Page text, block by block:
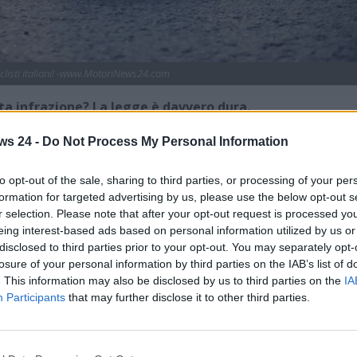
24 - Do Not Process My Personal Information
opt-out of the sale, sharing to third parties, or processing of your
for targeted advertising by us, please use the below opt-out
selection. Please note that after your opt-out request is processed
interest-based ads based on personal information utilized by us
to third parties prior to your opt-out. You may separately
of your personal information by third parties on the IAB’s list of
This information may also be disclosed by us to third parties on the
Participants that may further disclose it to other third parties.
infrazione? La legge è davvero dura.
ha conosciuto un’impennata senza precedenti. Il
di pedalare. Tuttavia, questa rinascita ha anche
delle norme delCodice della Stradada
il comportamento suipassaggi pedonali, dove
sanzioni e incidenti.
sullestrisce pedonaliè riservato esclusivamente
attraversare deve scendere dalla propria bicicletta e
espone il ciclista asanzioni pecuniarieche possono
anche comportare responsabilità penale e civile.
messo in evidenza queste problematiche. Un ciclista ha